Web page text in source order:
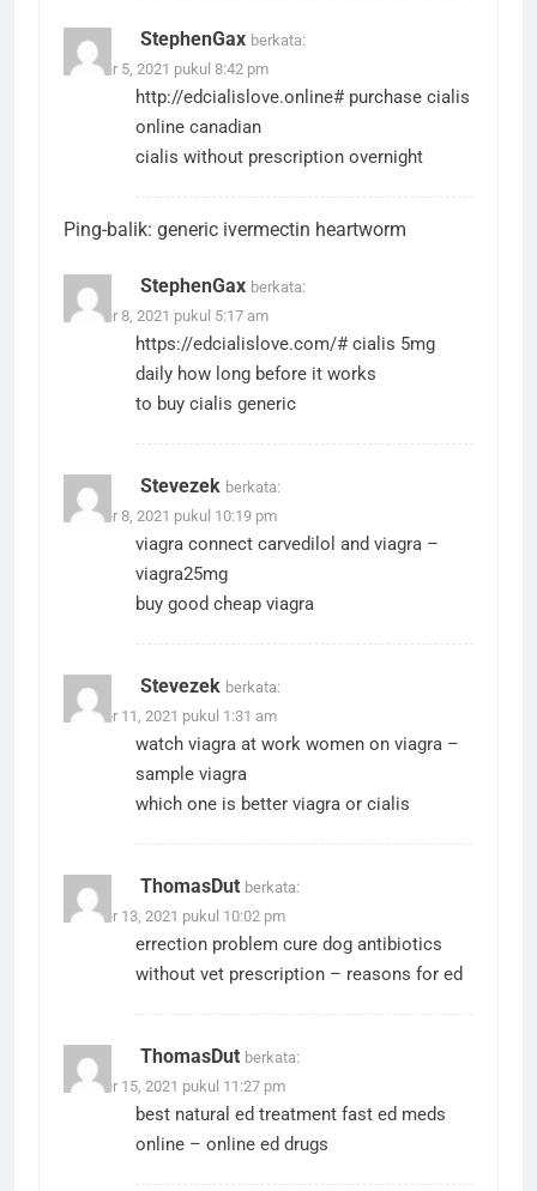
StephenGax berkata:
Oktober 5, 2021 pukul 8:42 pm
http://edcialislove.online# purchase cialis
online canadian
cialis without prescription overnight
Ping-balik: generic ivermectin heartworm
StephenGax berkata:
Oktober 8, 2021 pukul 5:17 am
https://edcialislove.com/# cialis 5mg
daily how long before it works
to buy cialis generic
Stevezek berkata:
Oktober 8, 2021 pukul 10:19 pm
viagra connect carvedilol and viagra –
viagra25mg
buy good cheap viagra
Stevezek berkata:
Oktober 11, 2021 pukul 1:31 am
watch viagra at work women on viagra –
sample viagra
which one is better viagra or cialis
ThomasDut berkata:
Oktober 13, 2021 pukul 10:02 pm
errection problem cure dog antibiotics
without vet prescription – reasons for ed
ThomasDut berkata:
Oktober 15, 2021 pukul 11:27 pm
best natural ed treatment fast ed meds
online – online ed drugs